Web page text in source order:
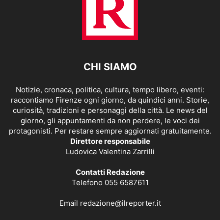
CHI SIAMO
Notizie, cronaca, politica, cultura, tempo libero, eventi:
raccontiamo Firenze ogni giorno, da quindici anni. Storie,
curiosità, tradizioni e personaggi della città. Le news del
giorno, gli appuntamenti da non perdere, le voci dei
protagonisti. Per restare sempre aggiornati gratuitamente.
Direttore responsabile
Ludovica Valentina Zarrilli
Contatti Redazione
Telefono 055 6587611
Email redazione@ilreporter.it